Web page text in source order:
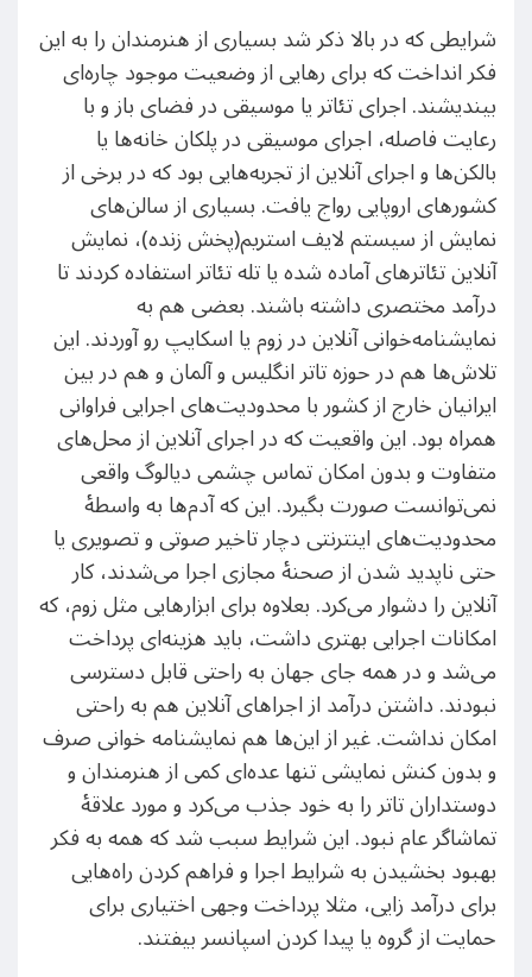
شرایطی که در بالا ذکر شد بسیاری از هنرمندان را به این
فکر انداخت که برای رهایی از وضعیت موجود چاره‌ای
بیندیشند. اجرای تئاتر یا موسیقی در فضای باز و با
رعایت فاصله، اجرای موسیقی در پلکان خانه‌ها یا
بالکن‌ها و اجرای آنلاین از تجربه‌هایی بود که در برخی از
کشور‌های اروپایی رواج یافت. بسیاری از سالن‌های
نمایش از سیستم لایف استریم(پخش زنده)، نمایش
آنلاین تئاتر‌های آماده شده یا تله تئاتر استفاده کردند تا
درآمد مختصری داشته باشند. بعضی هم به
نمایشنامه‌خوانی آنلاین در زوم یا اسکایپ رو آوردند. این
تلاش‌ها هم در حوزه تاتر انگلیس و آلمان و هم در بین
ایرانیان خارج از کشور با محدودیت‌های اجرایی فراوانی
همراه بود. این واقعیت که در اجرای آنلاین از محل‌های
متفاوت و بدون امکان تماس چشمی دیالوگ واقعی
نمی‌توانست صورت بگیرد. این که آدم‌ها به واسطهٔ
محدودیت‌های اینترنتی دچار تاخیر صوتی و تصویری یا
حتی ناپدید شدن از صحنهٔ مجازی اجرا می‌شدند، کار
آنلاین را دشوار می‌کرد. بعلاوه برای ابزار‌هایی مثل زوم، که
امکانات اجرایی بهتری داشت، باید هزینه‌ای پرداخت
می‌شد و در همه جای جهان به راحتی قابل دسترسی
نبودند. داشتن درآمد از اجراهای آنلاین هم به راحتی
امکان نداشت. غیر از این‌ها هم نمایشنامه خوانی صرف
و بدون کنش نمایشی تنها عده‌ای کمی از هنرمندان و
دوستداران تاتر را به خود جذب می‌کرد و مورد علاقهٔ
تماشاگر عام نبود. این شرایط سبب شد که همه به فکر
بهبود بخشیدن به شرایط اجرا و فراهم کردن راه‌هایی
برای درآمد زایی، مثلا پرداخت وجهی اختیاری برای
حمایت از گروه یا پیدا کردن اسپانسر بیفتند.